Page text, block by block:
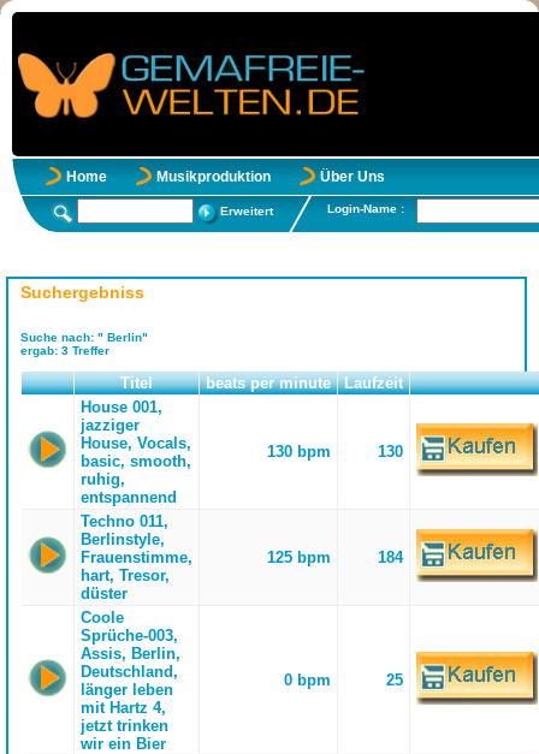
Home Musikproduktion Über Uns
Erweitert Login-Name :
Suchergebniss
Suche nach: " Berlin"
ergab: 3 Treffer
Titel beats per minute
Laufzeit
House 001,
jazziger
House, Vocals,
basic, smooth,
ruhig,
entspannend
130 bpm 130
Techno 011,
Berlinstyle,
Frauenstimme,
hart, Tresor,
düster
125 bpm 184
Coole
Sprüche-003,
Assis, Berlin,
Deutschland,
länger leben
mit Hartz 4,
jetzt trinken
wir ein Bier
0 bpm 25